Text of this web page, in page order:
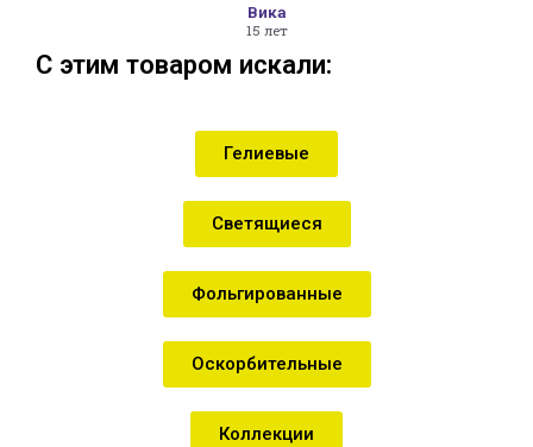
Вика
15 лет
С этим товаром искали:
Гелиевые
Светящиеся
Фольгированные
Оскорбительные
Коллекции